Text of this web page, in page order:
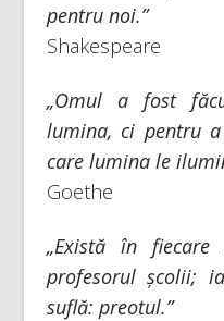
pentru noi.”
Shakespeare
„Omul a fost
lumina, ci pentru
care lumina le
Goethe
„Există în
profesorul școlii;
suflă: preotul.”